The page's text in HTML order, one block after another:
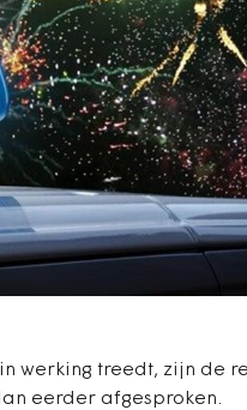
werking treedt, zijn de
eerder afgesproken.